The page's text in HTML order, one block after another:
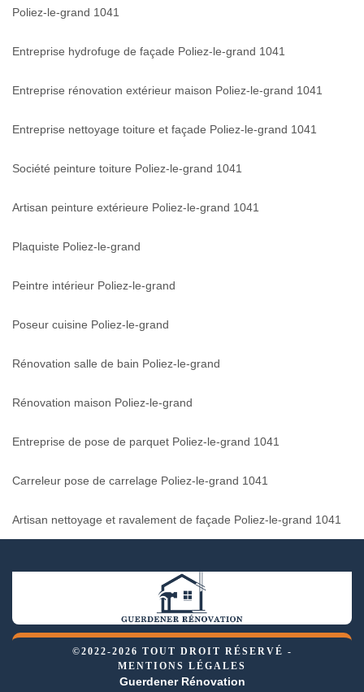
Poliez-le-grand 1041
Entreprise hydrofuge de façade Poliez-le-grand 1041
Entreprise rénovation extérieur maison Poliez-le-grand 1041
Entreprise nettoyage toiture et façade Poliez-le-grand 1041
Société peinture toiture Poliez-le-grand 1041
Artisan peinture extérieure Poliez-le-grand 1041
Plaquiste Poliez-le-grand
Peintre intérieur Poliez-le-grand
Poseur cuisine Poliez-le-grand
Rénovation salle de bain Poliez-le-grand
Rénovation maison Poliez-le-grand
Entreprise de pose de parquet Poliez-le-grand 1041
Carreleur pose de carrelage Poliez-le-grand 1041
Artisan nettoyage et ravalement de façade Poliez-le-grand 1041
©2022-2026 TOUT DROIT RÉSERVÉ -
MENTIONS LÉGALES
Guerdener Rénovation